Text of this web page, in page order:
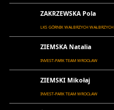
ZAKRZEWSKA Pola
LKS GÓRNIK WAŁBRZYCH WAŁBRZYCH
ZIEMSKA Natalia
INVEST-PARK TEAM WROCŁAW
ZIEMSKI Mikołaj
INVEST-PARK TEAM WROCŁAW